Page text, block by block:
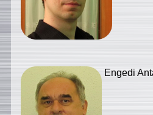
Engedi